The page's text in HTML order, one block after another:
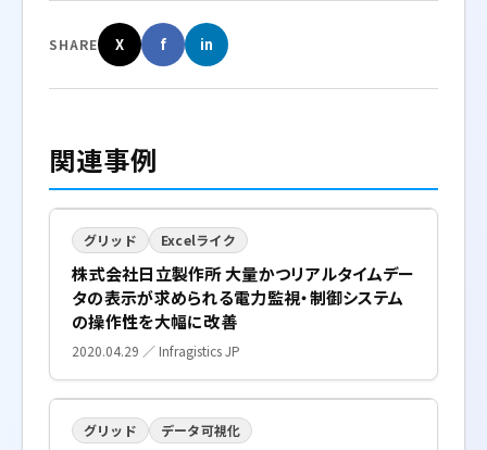
SHARE X f in
関連事例
グリッド Excelライク
株式会社日立製作所 大量かつリアルタイムデー
タの表示が求められる電力監視・制御システム
の操作性を大幅に改善
2020.04.29 ／ Infragistics JP
グリッド データ可視化